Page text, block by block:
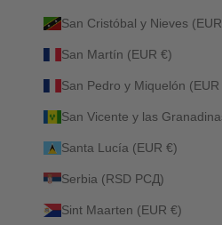
San Cristóbal y Nieves
San Martín (EUR €)
San Pedro y Miquelón (EUR
San Vicente y las
Santa Lucía (EUR €)
Serbia (RSD РСД)
Sint Maarten (EUR €)